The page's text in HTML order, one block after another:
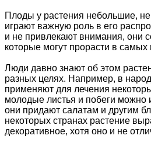
Плоды у растения небольшие,
играют важную роль в его
и не привлекают внимания, они
которые могут прорасти в
Люди давно знают об этом
разных целях. Например, в
применяют для лечения
молодые листья и побеги можно
они придают салатам и другим
некоторых странах растение
декоративное, хотя оно и не